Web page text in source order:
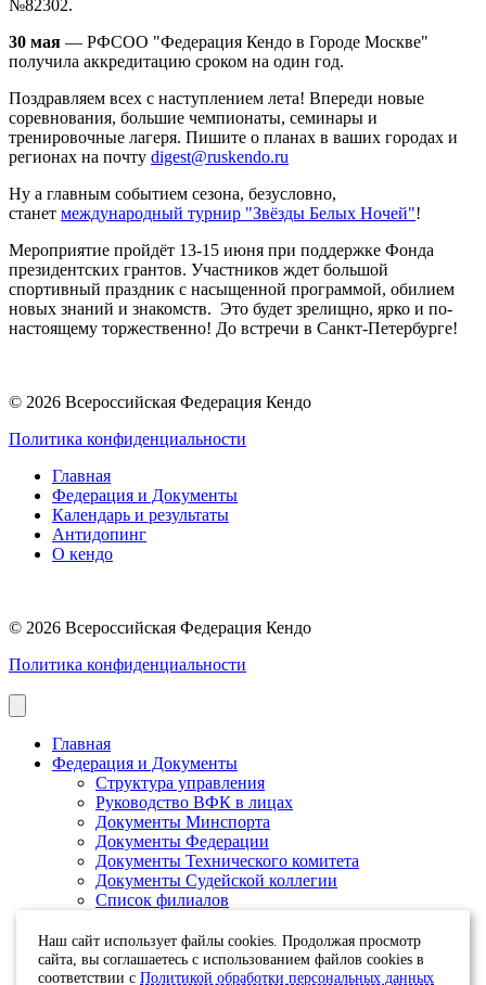
№82302.
30 мая — РФСОО "Федерация Кендо в Городе Москве"
получила аккредитацию сроком на один год.
Поздравляем всех с наступлением лета! Впереди новые
соревнования, большие чемпионаты, семинары и
тренировочные лагеря. Пишите о планах в ваших городах и
регионах на почту digest@ruskendo.ru
Ну а главным событием сезона, безусловно,
станет международный турнир "Звёзды Белых Ночей"!
Мероприятие пройдёт 13-15 июня при поддержке Фонда
президентских грантов. Участников ждет большой
спортивный праздник с насыщенной программой, обилием
новых знаний и знакомств. Это будет зрелищно, ярко и по-
настоящему торжественно! До встречи в Санкт-Петербурге!
© 2026 Всероссийская Федерация Кендо
Политика конфиденциальности
Главная
Федерация и Документы
Календарь и результаты
Антидопинг
О кендо
© 2026 Всероссийская Федерация Кендо
Политика конфиденциальности
Главная
Федерация и Документы
Структура управления
Руководство ВФК в лицах
Документы Минспорта
Документы Федерации
Документы Технического комитета
Документы Судейской коллегии
Список филиалов
Календарь и результаты
Календарь
Новости и события
Наш сайт использует файлы cookies. Продолжая просмотр
сайта, вы соглашаетесь с использованием файлов cookies в
соответствии с Политикой обработки персональных данных